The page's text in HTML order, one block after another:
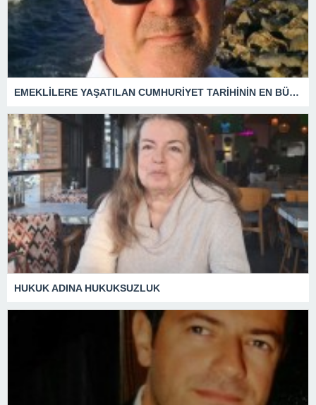
EMEKLİLERE YAŞATILAN CUMHURİYET TARİHİNİN EN BÜYÜK ZULMÜNÜN DERİN ANALİZİ !
HUKUK ADINA HUKUKSUZLUK